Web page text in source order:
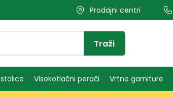
Prodajni centri
Traži
Visokotlačni perači Vrtne garniture